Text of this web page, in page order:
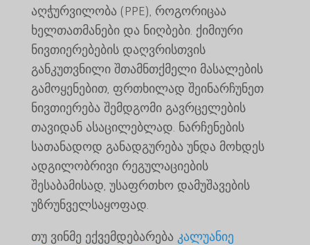
აღჭურვილობა (PPE), როგორიცაა
ხელთათმანები და ნიღბები. ქიმიური
ნივთიერებების დაღვრისთვის
განკუთვნილი შთამნთქმელი მასალების
გამოყენებით, ფრთხილად შეინარჩუნეთ
ნივთიერება შემდგომი გავრცელების
თავიდან ასაცილებლად. ნარჩენების
სათანადოდ განადგურება უნდა მოხდეს
ადგილობრივი რეგულაციების
შესაბამისად, უსაფრთხო დამუშავების
უზრუნველსაყოფად.
თუ ვინმე ექვემდებარება კალუანიე